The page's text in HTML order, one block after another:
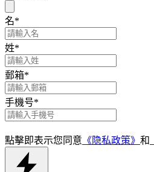
名*
姓*
郵箱*
手機号*
點擊即表示您同意 《隐私政策》 和